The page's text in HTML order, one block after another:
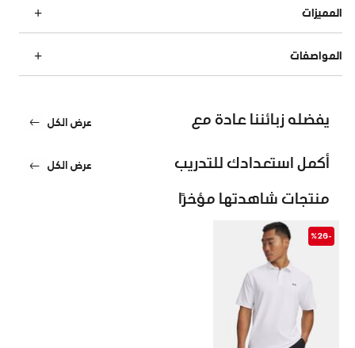
المميزات
المواصفات
يفضله زبائننا عادة مع عرض الكل
أكمل استعدادك للتدريب عرض الكل
منتجات شاهدتها مؤخرًا
-%26